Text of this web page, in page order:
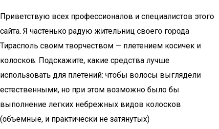
Приветствую всех профессионалов и специалистов этого
сайта. Я частенько радую жительниц своего города
Тирасполь своим творчеством — плетением косичек и
колосков. Подскажите, какие средства лучше
использовать для плетений: чтобы волосы выглядели
естественными, но при этом возможно было бы
выполнение легких небрежных видов колосков
(объемные, и практически не затянутых)